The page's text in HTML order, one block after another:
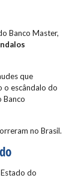
Banco Master,
que
o escândalo do
Banco
no Brasil.
do